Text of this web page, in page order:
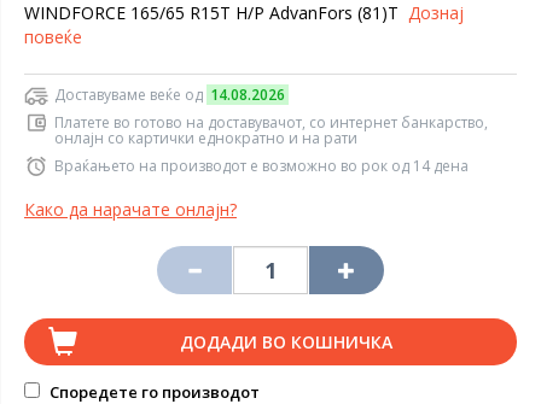
WINDFORCE 165/65 R15T H/P AdvanFors (81)T Дознај
повеќе
Доставуваме веќе од 14.08.2026
Платете во готово на доставувачот, со интернет банкарство,
онлајн со картички еднократно и на рати
Враќањето на производот е возможно во рок од 14 дена
Како да нарачате онлајн?
ДОДАДИ ВО КОШНИЧКА
Споредете го производот